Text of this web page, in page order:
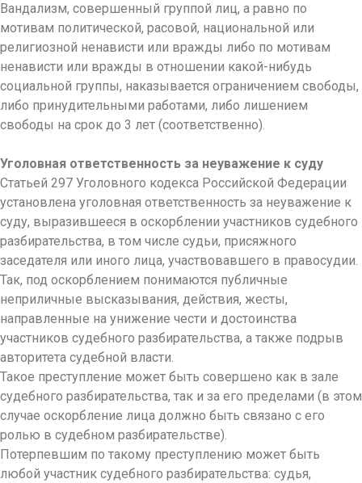
Вандализм, совершенный группой лиц, а равно по
мотивам политической, расовой, национальной или
религиозной ненависти или вражды либо по мотивам
ненависти или вражды в отношении какой-нибудь
социальной группы, наказывается ограничением свободы,
либо принудительными работами, либо лишением
свободы на срок до 3 лет (соответственно).
Уголовная ответственность за неуважение к суду
Статьей 297 Уголовного кодекса Российской Федерации
установлена уголовная ответственность за неуважение к
суду, выразившееся в оскорблении участников судебного
разбирательства, в том числе судьи, присяжного
заседателя или иного лица, участвовавшего в правосудии.
Так, под оскорблением понимаются публичные
неприличные высказывания, действия, жесты,
направленные на унижение чести и достоинства
участников судебного разбирательства, а также подрыв
авторитета судебной власти.
Такое преступление может быть совершено как в зале
судебного разбирательства, так и за его пределами (в этом
случае оскорбление лица должно быть связано с его
ролью в судебном разбирательстве).
Потерпевшим по такому преступлению может быть
любой участник судебного разбирательства: судья,